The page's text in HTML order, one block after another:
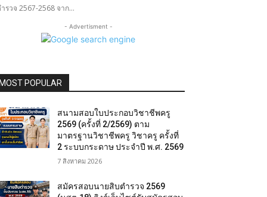
วจ 2567-2568 จาก...
- Advertisment -
MOST POPULAR
สนามสอบใบประกอบวิชาชีพครู
2569 (ครั้งที่ 2/2569) ตาม
มาตรฐานวิชาชีพครู วิชาครู ครั้งที่
2 ระบบกระดาษ ประจำปี พ.ศ. 2569
7 สิงหาคม 2026
สมัครสอบนายสิบตำรวจ 2569